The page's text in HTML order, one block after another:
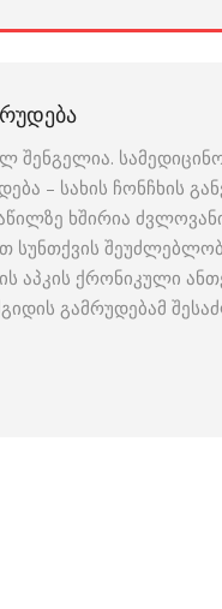
შენგელია.
– სახის ჩონჩხის
ხშირია
სუნთქვის
აპკის ქრონიკული
გამრუდებამ